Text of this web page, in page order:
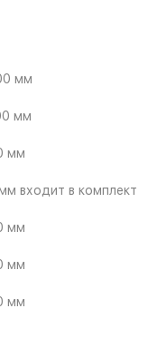
мм
мм
мм
входит в комплект
мм
мм
мм